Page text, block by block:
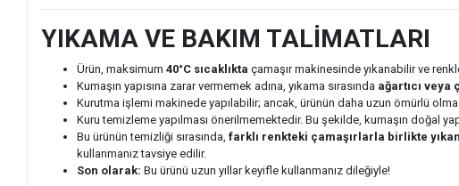
YIKAMA VE BAKIM TALİMATLARI
Ürün, maksimum40°C sıcaklıkta çamaşır makinesinde yıkanabilir ve
Kumaşın yapısına zarar vermemek adına, yıkama sırasında ağartıcı veya
Kurutma işlemi makinede yapılabilir; ancak, ürünün daha uzun ömürlü
Kuru temizleme yapılması önerilmemektedir. Bu şekilde, kumaşın doğal
Bu ürünün temizliği sırasında,farklı renkteki çamaşırlarla birlikte
kullanmanız tavsiye edilir.
Son olarak: Bu ürünü uzun yıllar keyifle kullanmanız dileğiyle!